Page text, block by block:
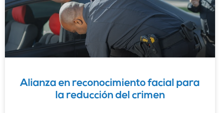
Alianza en reconocimiento facial para
la reducción del crimen